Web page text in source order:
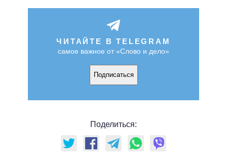
ЧИТАЙТЕ В TELEGRAM
самое важное от «Слово и дело»
Подписаться
Поделиться: